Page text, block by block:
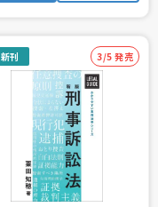
新刊 3/5 発売